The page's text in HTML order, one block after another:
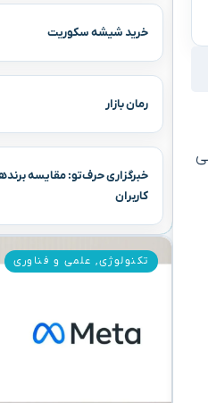
خرید شیشه سکوریت
رمان بازار
خبرگزاری حرف‌تو: مقایسه
کاربران
تکنولوژی, علمی و فناوری